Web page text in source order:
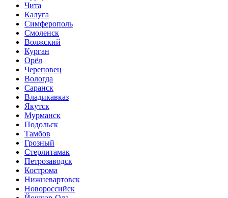
Чита
Калуга
Симферополь
Смоленск
Волжский
Курган
Орёл
Череповец
Вологда
Саранск
Владикавказ
Якутск
Мурманск
Подольск
Тамбов
Грозный
Стерлитамак
Петрозаводск
Кострома
Нижневартовск
Новороссийск